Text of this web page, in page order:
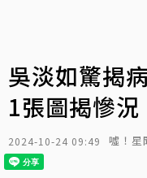
吳淡如驚揭
1張圖揭慘
2024-10-24 09:49 噓！星